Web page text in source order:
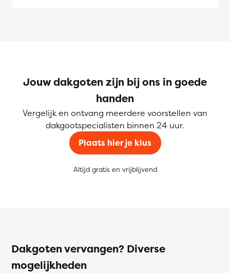
Jouw dakgoten zijn bij ons in goede
handen
Vergelijk en ontvang meerdere voorstellen van
dakgootspecialisten binnen 24 uur.
Plaats hier je klus
Altijd gratis en vrijblijvend
Dakgoten vervangen? Diverse
mogelijkheden